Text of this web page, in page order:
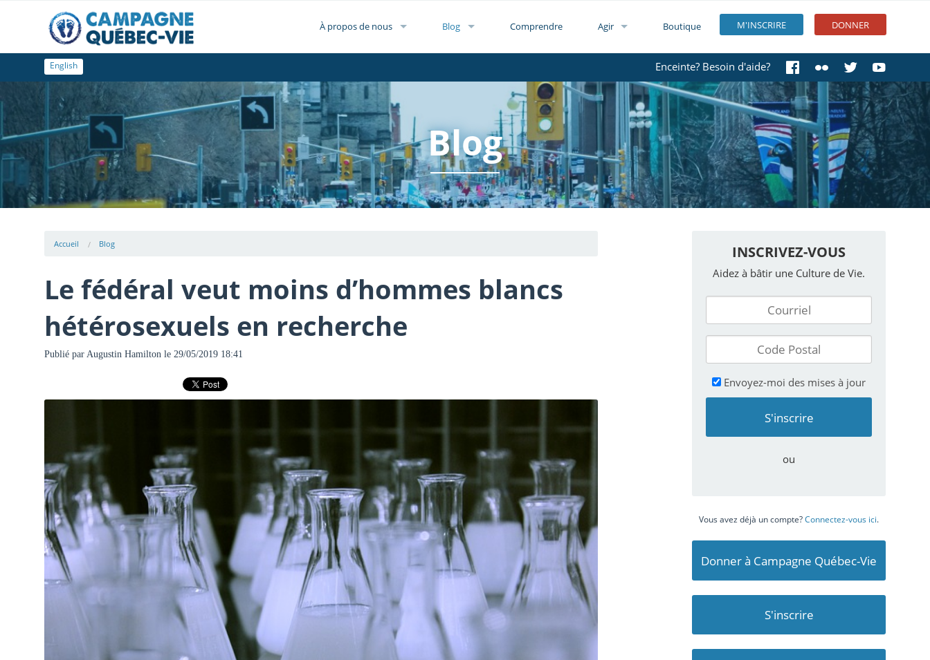
M'INSCRIRE DONNER
À propos de nous Blog Comprendre Agir Boutique
Enceinte? Besoin d'aide?
English
Blog
Accueil Blog
Le fédéral veut moins d’hommes blancs
hétérosexuels en recherche
Publié par Augustin Hamiltonle 29/05/2019 18:41
INSCRIVEZ-VOUS
Aidez à bâtir une Culture de Vie.
Envoyez-moi des mises à jour
ou
Vous avez déjà un compte?Connectez-vous ici.
Donner à Campagne Québec-Vie
S'inscrire